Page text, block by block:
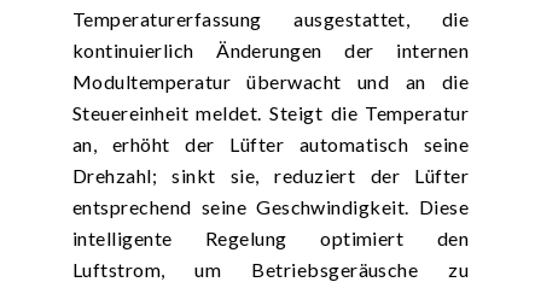
Temperaturerfassung ausgestattet, die
kontinuierlich Änderungen der internen
Modultemperatur überwacht und an die
Steuereinheit meldet. Steigt die Temperatur
an, erhöht der Lüfter automatisch seine
Drehzahl; sinkt sie, reduziert der Lüfter
entsprechend seine Geschwindigkeit. Diese
intelligente Regelung optimiert den
Luftstrom, um Betriebsgeräusche zu